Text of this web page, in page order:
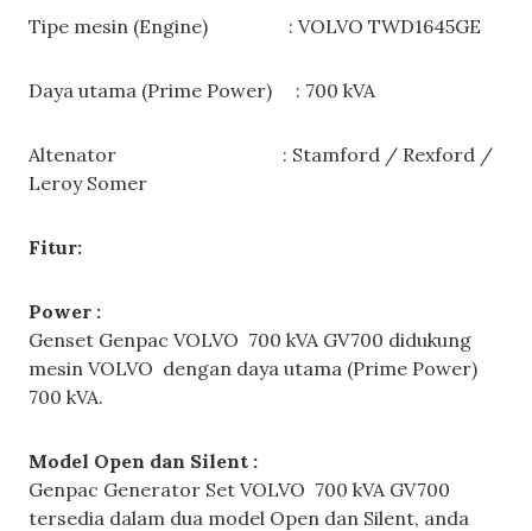
Tipe mesin (Engine) : VOLVO TWD1645GE
Daya utama (Prime Power) : 700 kVA
Altenator : Stamford / Rexford /
Leroy Somer
Fitur:
Power :
Genset Genpac VOLVO 700 kVA GV700 didukung
mesin VOLVO dengan daya utama (Prime Power)
700 kVA.
Model Open dan Silent :
Genpac Generator Set VOLVO 700 kVA GV700
tersedia dalam dua model Open dan Silent, anda